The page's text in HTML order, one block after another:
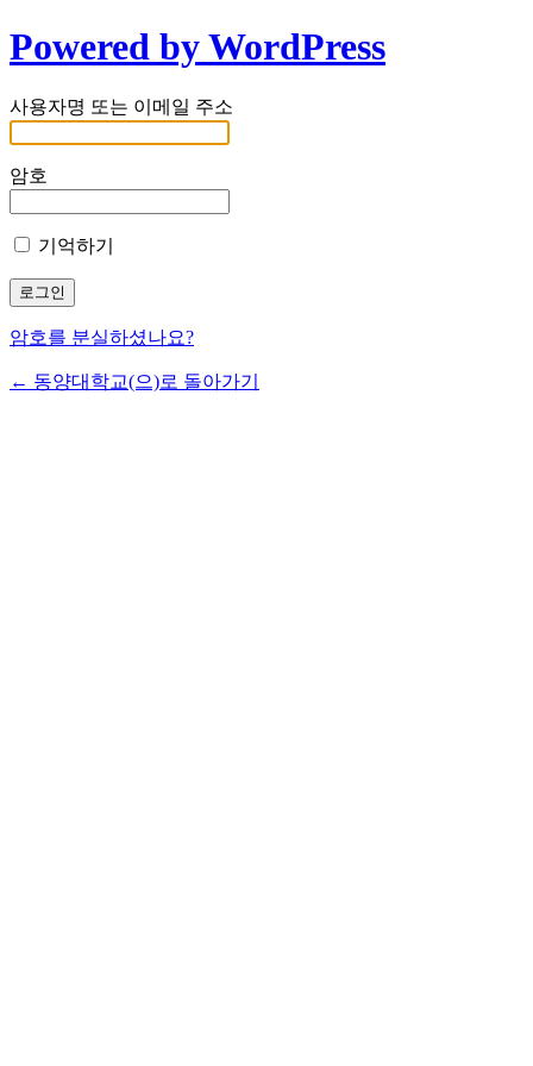
Powered by WordPress
사용자명 또는 이메일 주소
암호
기억하기
암호를 분실하셨나요?
← 동양대학교(으)로 돌아가기